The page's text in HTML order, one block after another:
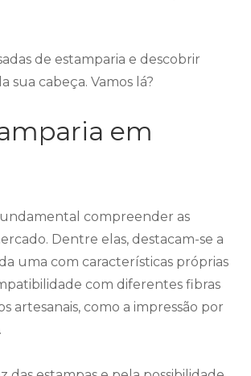
de estamparia e descobrir
sua cabeça. Vamos lá?
em
compreender as
Dentre elas, destacam-se a
uma com características próprias
com diferentes fibras
artesanais, como a impressão por